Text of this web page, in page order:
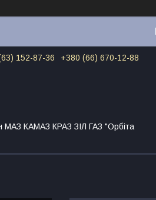
152-87-36 +380 (66) 670-12-88
МАЗ КАМАЗ КРАЗ ЗІЛ ГАЗ "Орбіта